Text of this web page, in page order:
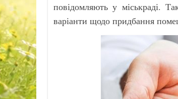
повідомляють у міськраді.
варіанти щодо придбання